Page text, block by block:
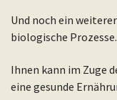
Und noch ein
biologische
Ihnen kann im Zuge
eine gesunde